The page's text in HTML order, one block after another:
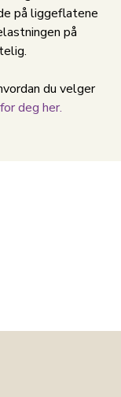
på liggeflatene
på
du velger
deg her.